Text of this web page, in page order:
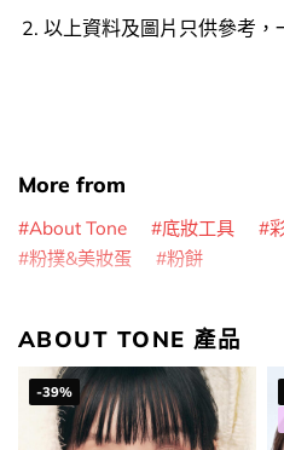
以上資料及圖片只供參考，
More from
About Tone 底妝工具
粉撲&美妝蛋
粉餅
ABOUT TONE 產品
-39%